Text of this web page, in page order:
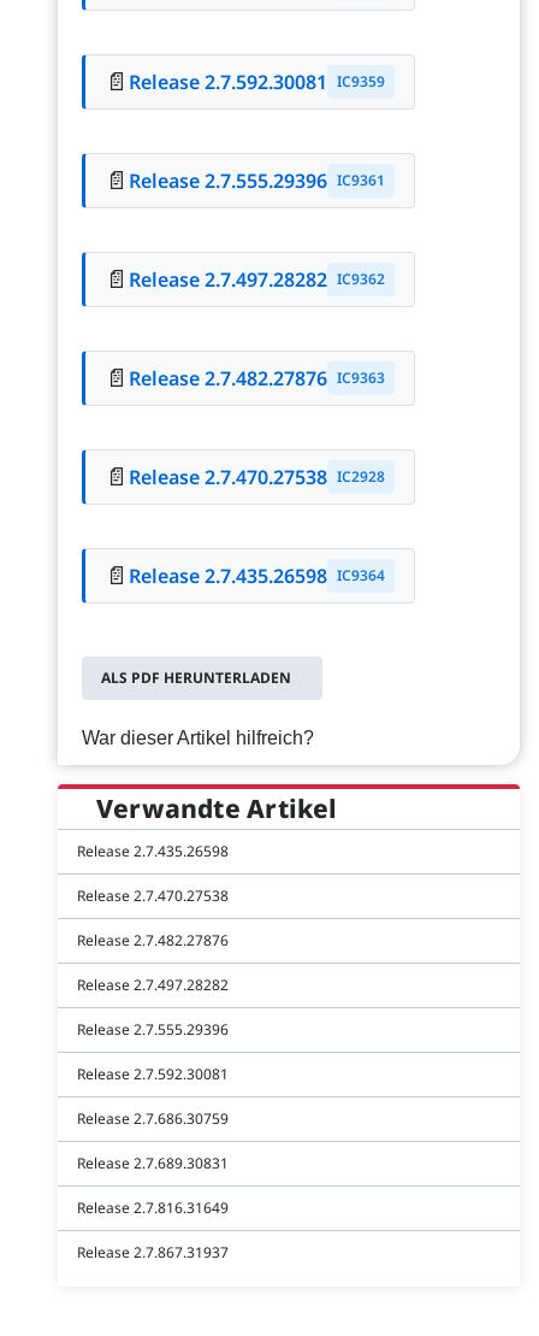
📄 Release 2.7.592.30081 IC9359
📄 Release 2.7.555.29396 IC9361
📄 Release 2.7.497.28282 IC9362
📄 Release 2.7.482.27876 IC9363
📄 Release 2.7.470.27538 IC2928
📄 Release 2.7.435.26598 IC9364
ALS PDF HERUNTERLADEN
War dieser Artikel hilfreich?
Verwandte Artikel
Release 2.7.435.26598
Release 2.7.470.27538
Release 2.7.482.27876
Release 2.7.497.28282
Release 2.7.555.29396
Release 2.7.592.30081
Release 2.7.686.30759
Release 2.7.689.30831
Release 2.7.816.31649
Release 2.7.867.31937